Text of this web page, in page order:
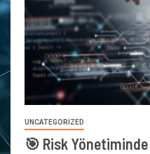
UNCATEGORIZED
🎯 Risk Yönetiminde